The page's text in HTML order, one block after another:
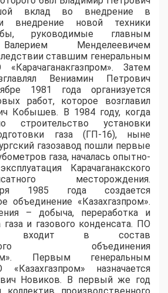
вклад во внедрение в
внедрение новой техники
руководимые главным
Менделеевичем
ставшим генеральным
Затем
Вениамин Петрович
1981 года организуется
работ, которое возглавил
Кобышев. В 1984 году, когда
строительство установки
газа (ГП-16), ныне
газозавод пошли первые
газа, началась опытно-
Карачаганакского
месторождения.
1985 года создается
объединение «Казахгазпром».
– добыча, переработка и
газа и газового конденсата. ПО
входит в состав
объединения
Первым генеральным
назначается
Новиков. В первый же год
коллектив производственного